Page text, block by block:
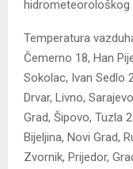
hidrometeorološkog
Temperatura
Čemerno 18, Han
Sokolac, Ivan Sedlo
Drvar, Livno,
Grad, Šipovo, Tuzla
Bijeljina, Novi Grad,
Zvornik, Prijedor,